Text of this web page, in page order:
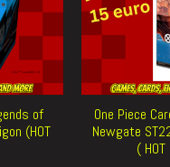
of
(HOT
One Piece
Newgate
( HOT